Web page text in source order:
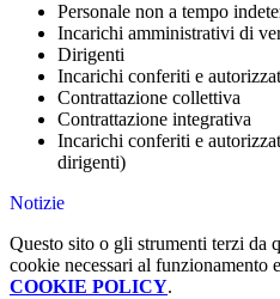
Personale non a tempo
Incarichi amministrativi di
Dirigenti
Incarichi conferiti e
Contrattazione collettiva
Contrattazione integrativa
Incarichi conferiti e
dirigenti)
Notizie
Questo sito o gli strumenti terzi da
cookie necessari al
COOKIE POLICY.